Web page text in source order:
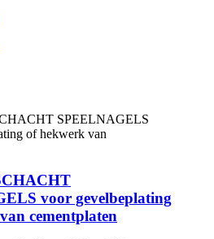
voor gevelbeplating
cementplaten